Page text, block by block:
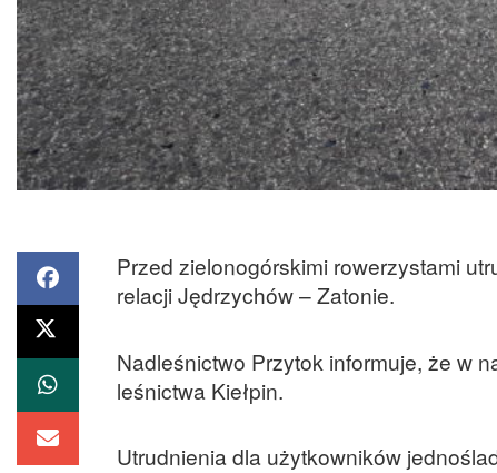
Przed zielonogórskimi rowerzystami
relacji Jędrzychów – Zatonie.
Nadleśnictwo Przytok informuje, że w
leśnictwa Kiełpin.
Utrudnienia dla użytkowników